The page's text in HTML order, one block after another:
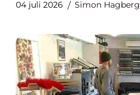
04 juli 2026 Simon Hagberg